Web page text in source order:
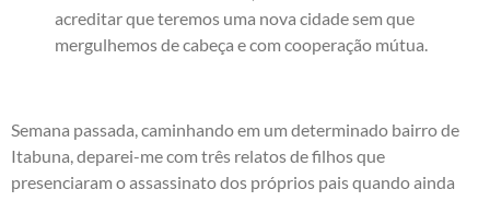
acreditar que teremos uma nova cidade sem que
mergulhemos de cabeça e com cooperação mútua.
Semana passada, caminhando em um determinado bairro de
Itabuna, deparei-me com três relatos de filhos que
presenciaram o assassinato dos próprios pais quando ainda